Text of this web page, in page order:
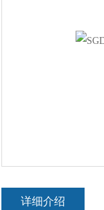
详细介绍